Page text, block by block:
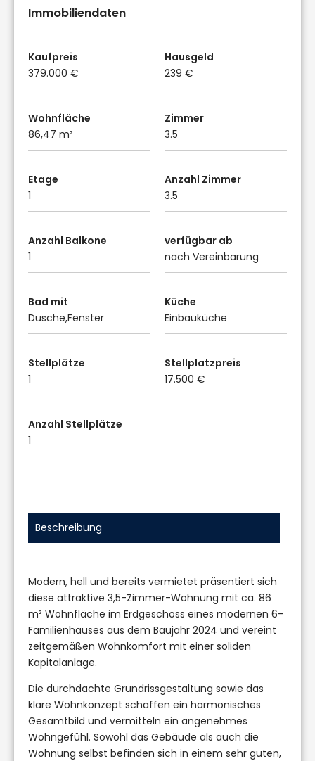
Immobiliendaten
Kaufpreis
379.000 €
Hausgeld
239 €
Wohnfläche
86,47 m²
Zimmer
3.5
Etage
1
Anzahl Zimmer
3.5
Anzahl Balkone
1
verfügbar ab
nach Vereinbarung
Bad mit
Dusche,Fenster
Küche
Einbauküche
Stellplätze
1
Stellplatzpreis
17.500 €
Anzahl Stellplätze
1
Beschreibung
Modern, hell und bereits vermietet präsentiert sich
diese attraktive 3,5-Zimmer-Wohnung mit ca. 86
m² Wohnfläche im Erdgeschoss eines modernen 6-
Familienhauses aus dem Baujahr 2024 und vereint
zeitgemäßen Wohnkomfort mit einer soliden
Kapitalanlage.
Die durchdachte Grundrissgestaltung sowie das
klare Wohnkonzept schaffen ein harmonisches
Gesamtbild und vermitteln ein angenehmes
Wohngefühl. Sowohl das Gebäude als auch die
Wohnung selbst befinden sich in einem sehr guten,